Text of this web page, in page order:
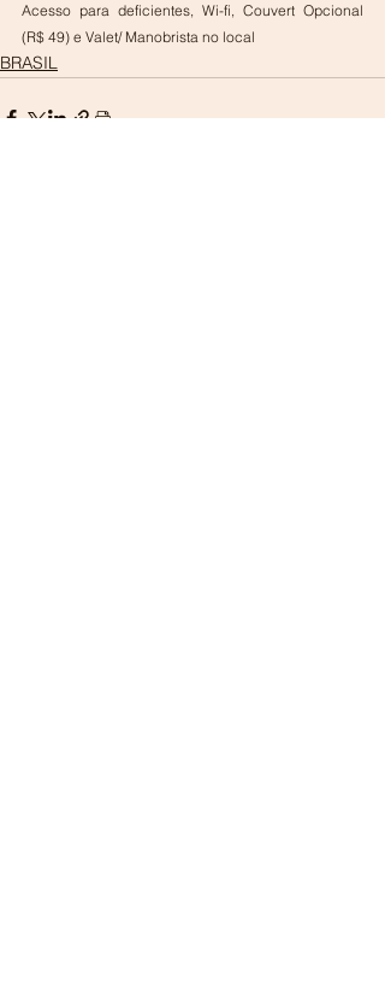
Acesso para deficientes, Wi-fi, Couvert Opcional
(R$ 49) e Valet/ Manobrista no local
BRASIL